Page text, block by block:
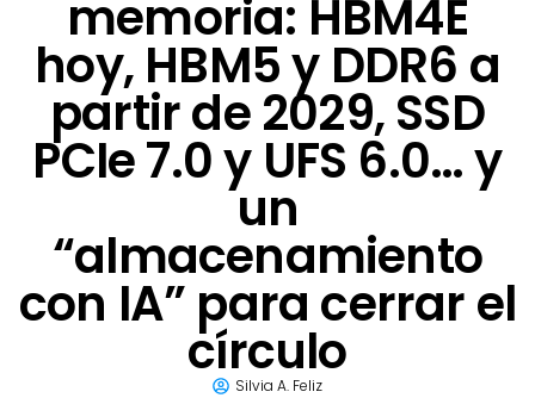
memoria: HBM4E
hoy, HBM5 y DDR6 a
partir de 2029, SSD
PCIe 7.0 y UFS 6.0… y
un
“almacenamiento
con IA” para cerrar el
círculo
Silvia A. Feliz